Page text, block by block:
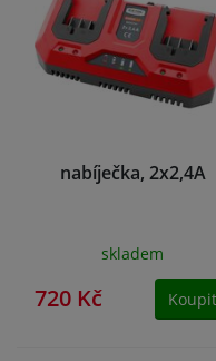
nabíječka, 2x2,4A
skladem
720 Kč Koupit